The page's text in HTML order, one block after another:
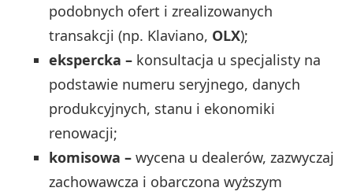
podobnych ofert i zrealizowanych
transakcji (np. Klaviano, OLX);
ekspercka – konsultacja u specjalisty na
podstawie numeru seryjnego, danych
produkcyjnych, stanu i ekonomiki
renowacji;
komisowa – wycena u dealerów, zazwyczaj
zachowawcza i obarczona wyższym